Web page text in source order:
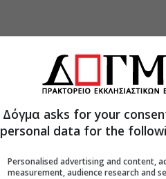
Δόγμα asks for your
personal data for the
Personalised advertising and content,
measurement, audience research and